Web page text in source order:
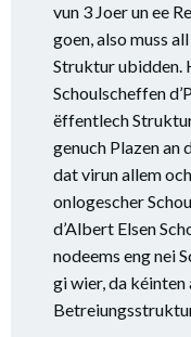
vun 3 Joer un ee
goen, also muss
Struktur ubidden.
Schoulscheffen
ëffentlech
genuch Plazen an
dat virun allem
onlogescher
d’Albert Elsen
nodeems eng nei
gi wier, da